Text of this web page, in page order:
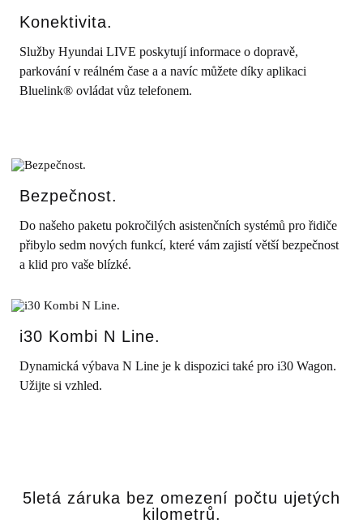
Konektivita.
Služby Hyundai LIVE poskytují informace o dopravě,
parkování v reálném čase a a navíc můžete díky aplikaci
Bluelink® ovládat vůz telefonem.
Bezpečnost.
Do našeho paketu pokročilých asistenčních systémů pro řidiče
přibylo sedm nových funkcí, které vám zajistí větší bezpečnost
a klid pro vaše blízké.
i30 Kombi N Line.
Dynamická výbava N Line je k dispozici také pro i30 Wagon.
Užijte si vzhled.
5letá záruka bez omezení počtu ujetých
kilometrů.